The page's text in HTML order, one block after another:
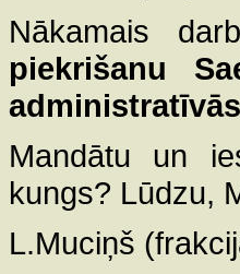
Nākamais
piekrišanu
Mandātu un
kungs? Lūdzu,
L.Muciņš